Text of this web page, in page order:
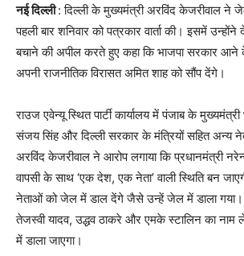
नई दिल्ली: दिल्ली के मुख्यमंत्री अरविंद केजरीवाल ने
पहली बार शनिवार को पत्रकार वार्ता की। इसमें उन्होंने
बचाने की अपील करते हुए कहा कि भाजपा सरकार आने के
अपनी राजनीतिक विरासत अमित शाह को सौंप देंगे।
राउज एवेन्यू स्थित पार्टी कार्यालय में पंजाब के
संजय सिंह और दिल्ली सरकार के मंत्रियों सहित अन्य
अरविंद केजरीवाल ने आरोप लगाया कि प्रधानमंत्री
वापसी के साथ ‘एक देश, एक नेता’ वाली स्थिति बन
नेताओं को जेल में डाल देंगे जैसे उन्हें जेल में डाला गया।
तेजस्वी यादव, उद्धव ठाकरे और एमके स्टालिन का नाम
में डाला जाएगा।